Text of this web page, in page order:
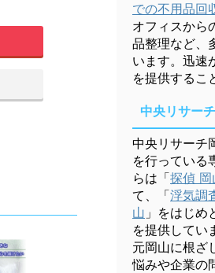
での不用品回
オフィスから
品整理など、
います。迅速
を提供するこ
中央リサー
中央リサーチ
を行っている
らは「探偵 岡
て、「浮気調
山 」をはじめ
を提供してい
元岡山に根ざ
悩みや企業の